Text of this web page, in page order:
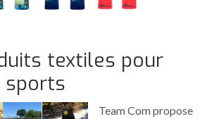
textiles pour
Team Com propose